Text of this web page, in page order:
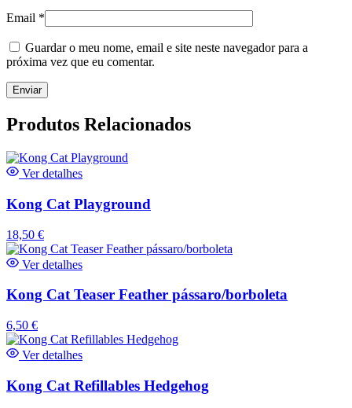
Email *
Guardar o meu nome, email e site neste navegador para a
próxima vez que eu comentar.
Produtos Relacionados
Ver detalhes
Kong Cat Playground
18,50 €
Ver detalhes
Kong Cat Teaser Feather pássaro/borboleta
6,50 €
Ver detalhes
Kong Cat Refillables Hedgehog